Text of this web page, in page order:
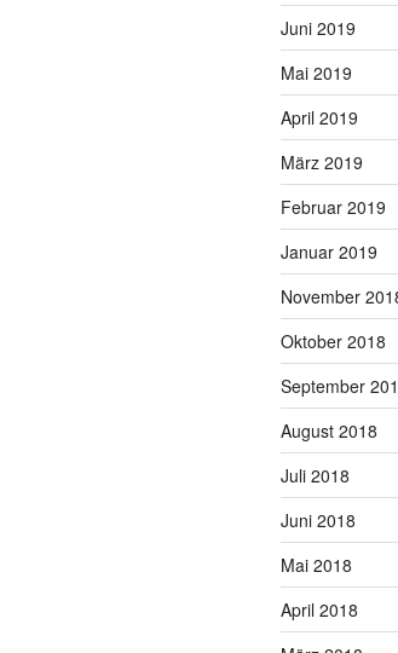
Juni 2019
Mai 2019
April 2019
März 2019
Februar 2019
Januar 2019
November
Oktober 2018
September
August 2018
Juli 2018
Juni 2018
Mai 2018
April 2018